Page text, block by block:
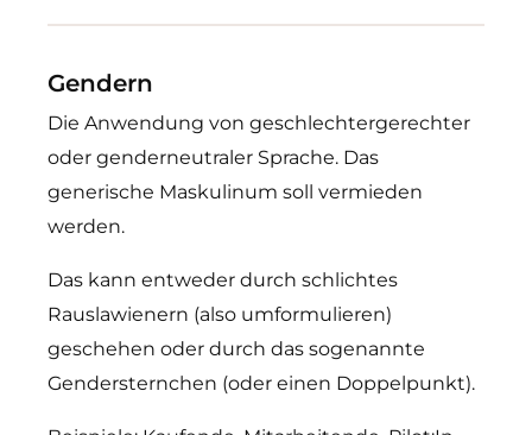
Gendern
Die Anwendung von geschlechtergerechter
oder genderneutraler Sprache. Das
generische Maskulinum soll vermieden
werden.
Das kann entweder durch schlichtes
Rauslawienern (also umformulieren)
geschehen oder durch das sogenannte
Gendersternchen (oder einen Doppelpunkt).